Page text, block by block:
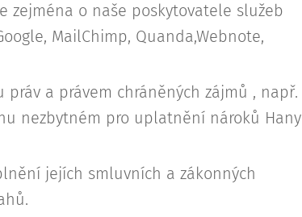
zejména o naše poskytovatele služeb
MailChimp, Quanda,Webnote,
a právem chráněných zájmů , např.
nezbytném pro uplatnění nároků Hany
jejích smluvních a zákonných